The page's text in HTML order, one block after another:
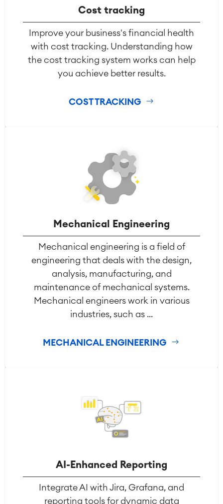
Cost tracking
Improve your business's financial health
with cost tracking. Understanding how
the cost tracking system works can help
you achieve better results.
COST TRACKING
Mechanical Engineering
Mechanical engineering is a field of
engineering that deals with the design,
analysis, manufacturing, and
maintenance of mechanical systems.
Mechanical engineers work in various
industries, such as ...
MECHANICAL ENGINEERING
AI-Enhanced Reporting
Integrate AI with Jira, Grafana, and
reporting tools for dynamic data